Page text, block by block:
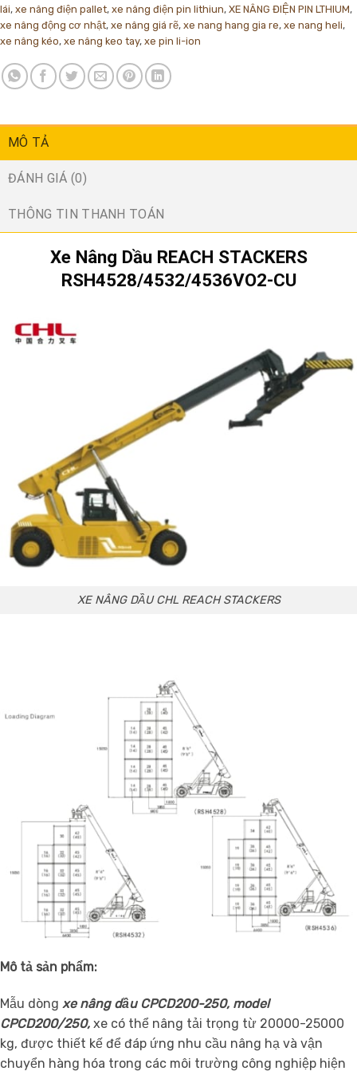
lái, xe nâng điện pallet, xe nâng điện pin lithiun, XE NÂNG ĐIỆN PIN LTHIUM,
xe nâng động cơ nhật, xe nâng giá rẽ, xe nang hang gia re, xe nang heli,
xe nâng kéo, xe nâng keo tay, xe pin li-ion
MÔ TẢ
ĐÁNH GIÁ (0)
THÔNG TIN THANH TOÁN
Xe Nâng Dầu REACH STACKERS
RSH4528/4532/4536VO2-CU
XE NÂNG DẦU CHL REACH STACKERS
Mô tả sản phẩm:
Mẫu dòng xe nâng dầu CPCD200-250, model
CPCD200/250, xe có thể nâng tải trọng từ 20000-25000
kg, được thiết kế để đáp ứng nhu cầu nâng hạ và vận
chuyển hàng hóa trong các môi trường công nghiệp hiện